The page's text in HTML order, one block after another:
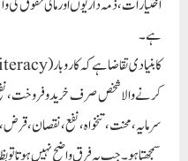
ہے۔
کرنے والا شخص صرف خرید و فروخت، نفع
سرمایہ، محنت، تنخواہ، نفع، نقصان،
سمجھتا ہو۔ جب یہ فرق واضح نہیں ہوتا تو